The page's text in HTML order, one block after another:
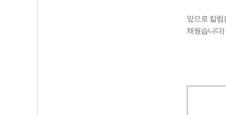
앞으로 칼럼
채웠습니다